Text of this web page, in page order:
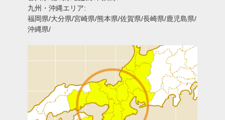
九州・沖縄エリア:
福岡県/大分県/宮崎県/熊本県/佐賀県/長崎県/鹿児島県/
沖縄県/